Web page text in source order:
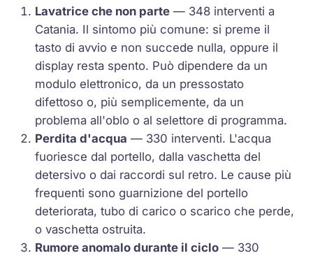
Lavatrice che non parte — 348 interventi a
Catania. Il sintomo più comune: si preme il
tasto di avvio e non succede nulla, oppure il
display resta spento. Può dipendere da un
modulo elettronico, da un pressostato
difettoso o, più semplicemente, da un
problema all'oblo o al selettore di programma.
Perdita d'acqua — 330 interventi. L'acqua
fuoriesce dal portello, dalla vaschetta del
detersivo o dai raccordi sul retro. Le cause più
frequenti sono guarnizione del portello
deteriorata, tubo di carico o scarico che perde,
o vaschetta ostruita.
Rumore anomalo durante il ciclo — 330